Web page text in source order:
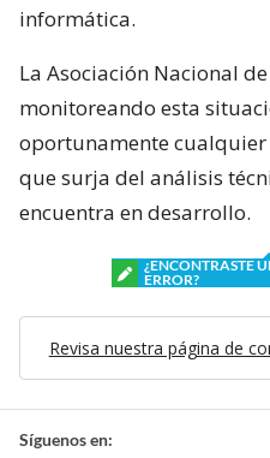
informática.
La Asociación Nacional
monitoreando esta
oportunamente cualquier
que surja del análisis
encuentra en desarrollo.
¿ENCONTRASTE
ERROR?
Revisa nuestra página de
Síguenos en: